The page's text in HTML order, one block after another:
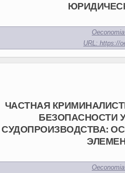
URL: https://
ЧАСТНАЯ
БЕЗОПАСНОСТИ
СУДОПРОИЗВОДСТВА: